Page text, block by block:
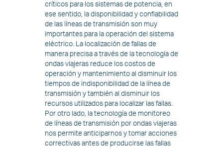
críticos para los sistemas de potencia, en
ese sentido, la disponibilidad y confiabilidad
de las líneas de transmisión son muy
importantes para la operación del sistema
eléctrico. La localización de fallas de
manera precisa a través de la tecnología de
ondas viajeras reduce los costos de
operación y mantenimiento al disminuir los
tiempos de indisponibilidad de la línea de
transmisión y también al disminuir los
recursos utilizados para localizar las fallas.
Por otro lado, la tecnología de monitoreo
de líneas de transmisión por ondas viajeras
nos permite anticiparnos y tomar acciones
correctivas antes de producirse las fallas